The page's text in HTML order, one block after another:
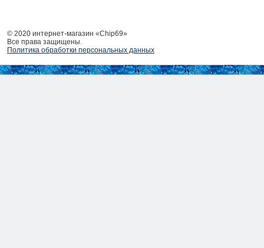
© 2020 интернет-магазин «Chip69»
Все права защищены.
Политика обработки персональных данных